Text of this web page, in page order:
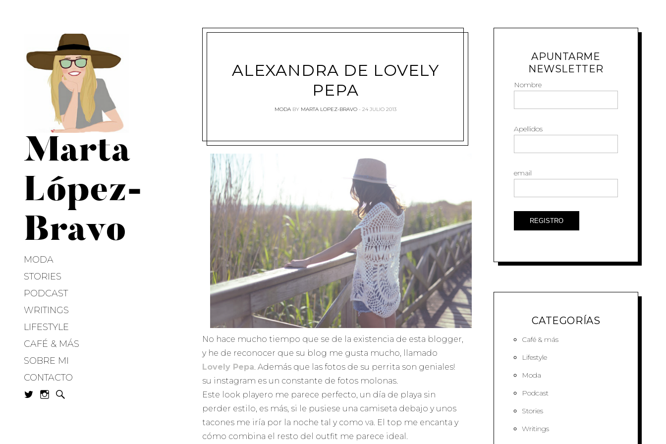
Marta
López-
Bravo
MODA
STORIES
PODCAST
WRITINGS
LIFESTYLE
CAFÉ & MÁS
SOBRE MI
CONTACTO
ALEXANDRA DE LOVELY
PEPA
MODA BY MARTA LOPEZ-BRAVO 24 JULIO 2013
No hace mucho tiempo que se de la existencia de esta blogger,
y he de reconocer que su blog me gusta mucho, llamado
Lovely Pepa. Además que las fotos de su perrita son geniales!
su instagram es un constante de fotos molonas.
Este look playero me parece perfecto, un día de playa sin
perder estilo, es más, si le pusiese una camiseta debajo y unos
tacones me iría por la noche tal y como va. El top me encanta y
cómo combina el resto del outfit me parece ideal.
APUNTARME
NEWSLETTER
Nombre
Apellidos
email
CATEGORÍAS
Café & más
Lifestyle
Moda
Podcast
Stories
Writings